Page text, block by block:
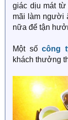
giác dịu mát
mãi làm người
nữa để tận
Một số công
khách thưởng